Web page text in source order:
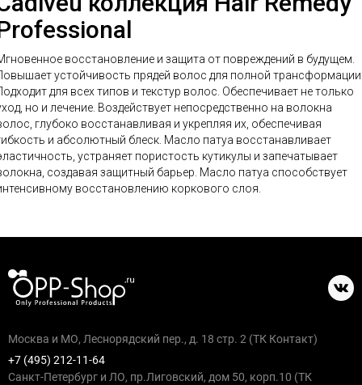
восстановление и защита от повреждений в будущем.
устойчивость прядей волос для полной
для всех типов и текстур волос. Обеспечивает не только
но и лечение. Воздействует непосредственно на волокна
глубоко восстанавливая и укрепляя их, обеспечивая
и абсолютный блеск. Масло патуа восстанавливает
устраняет пористость кутикулы и запечатывает
создавая защитный барьер. Масло патуа способствует
восстановлению коркового слоя.
Москва и МО, Леснорядский пер., д. 18 стр. 2 (ТК Контакт)
+7 (495) 212-11-64
Санкт-Петербург и ЛО, пр.Лиговский, дом 50, корп.10 (ТК